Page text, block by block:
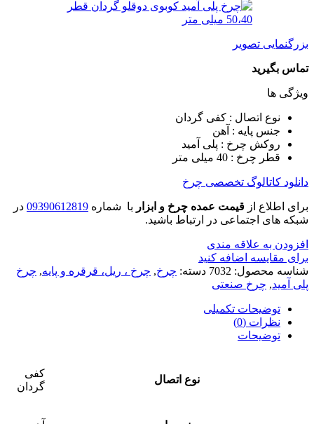
بزرگنمایی تصویر
تماس بگیرید
ویژگی ها
نوع اتصال : کفی گردان
جنس پایه : آهن
روکش چرخ : پلی آمید
قطر چرخ : 40 میلی متر
دانلود کاتالوگ تخصصی چرخ
برای اطلاع از قیمت عمده چرخ و ابزار با شماره 09390612819 در
شبکه های اجتماعی در ارتباط باشید.
افزودن به علاقه مندی
برای مقایسه اضافه کنید
شناسه محصول: 7032 دسته: چرخ, چرخ ، ریل، قرقره و پایه, چرخ
پلی آمید, چرخ صنعتی
توضیحات تکمیلی
نظرات (0)
توضیحات
نوع اتصال
کفی
گردان